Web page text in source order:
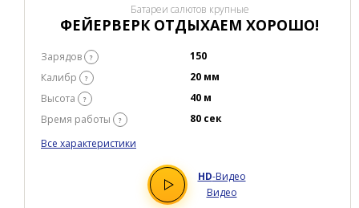
Батареи салютов крупные
ФЕЙЕРВЕРК ОТДЫХАЕМ ХОРОШО!
Зарядов ?
150
Калибр
?
20 мм
Высота
?
40 м
Время работы
?
80 сек
Все характеристики
HD-Видео
Видео